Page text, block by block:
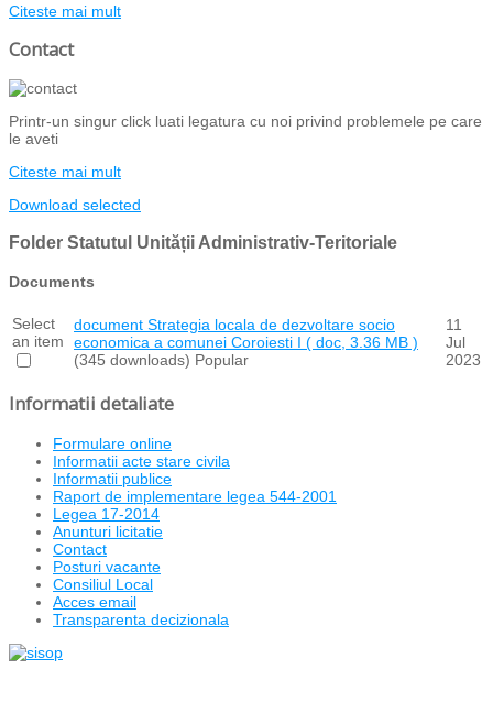
Citeste mai mult
Contact
Printr-un singur click luati legatura cu noi privind problemele pe care
le aveti
Citeste mai mult
Download selected
Folder Statutul Unității Administrativ-Teritoriale
Documents
Select
an item
document Strategia locala de dezvoltare socio
economica a comunei Coroiesti I ( doc, 3.36 MB )
(345 downloads) Popular
11
Jul
2023
Informatii detaliate
Formulare online
Informatii acte stare civila
Informatii publice
Raport de implementare legea 544-2001
Legea 17-2014
Anunturi licitatie
Contact
Posturi vacante
Consiliul Local
Acces email
Transparenta decizionala